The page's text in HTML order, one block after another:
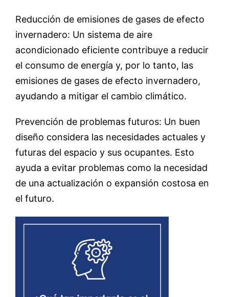
Reducción de emisiones de gases de efecto
invernadero: Un sistema de aire
acondicionado eficiente contribuye a reducir
el consumo de energía y, por lo tanto, las
emisiones de gases de efecto invernadero,
ayudando a mitigar el cambio climático.
Prevención de problemas futuros: Un buen
diseño considera las necesidades actuales y
futuras del espacio y sus ocupantes. Esto
ayuda a evitar problemas como la necesidad
de una actualización o expansión costosa en
el futuro.